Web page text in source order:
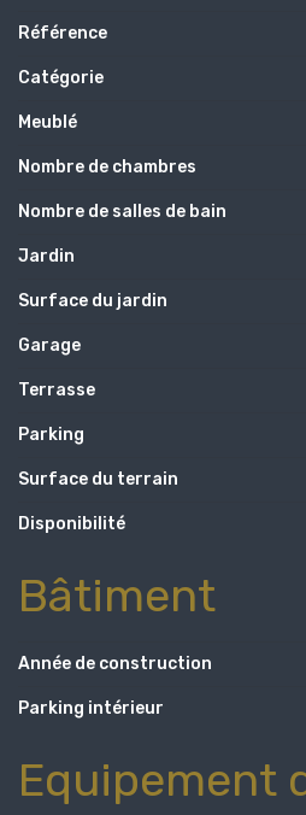
Référence
Catégorie
Meublé
Nombre de chambres
Nombre de salles de bain
Jardin
Surface du jardin
Garage
Terrasse
Parking
Surface du terrain
Disponibilité
Bâtiment
Année de construction
Parking intérieur
Equipement